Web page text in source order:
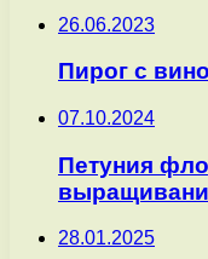
26.06.2023
Пирог с
07.10.2024
Петуния
28.01.2025